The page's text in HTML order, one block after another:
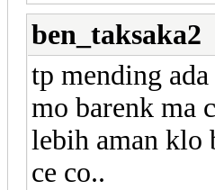
ben_taksaka2
tp mending
mo barenk ma
lebih aman klo
ce co..